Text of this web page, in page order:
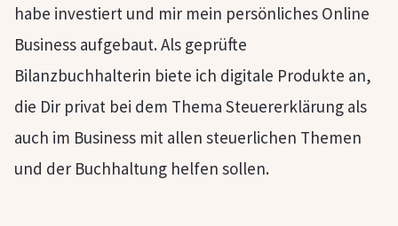
habe investiert und mir mein persönliches Online
Business aufgebaut. Als geprüfte
Bilanzbuchhalterin biete ich digitale Produkte an,
die Dir privat bei dem Thema Steuererklärung als
auch im Business mit allen steuerlichen Themen
und der Buchhaltung helfen sollen.